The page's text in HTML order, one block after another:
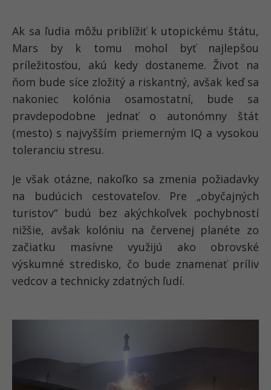
Ak sa ľudia môžu priblížiť k utopickému štátu,
Mars by k tomu mohol byť najlepšou
príležitosťou, akú kedy dostaneme. Život na
ňom bude síce zložitý a riskantný, avšak keď sa
nakoniec kolónia osamostatní, bude sa
pravdepodobne jednať o autonómny štát
(mesto) s najvyšším priemerným IQ a vysokou
toleranciu stresu.
Je však otázne, nakoľko sa zmenia požiadavky
na budúcich cestovateľov. Pre „obyčajných
turistov“ budú bez akýchkoľvek pochybností
nižšie, avšak kolóniu na červenej planéte zo
začiatku masívne využijú ako obrovské
výskumné stredisko, čo bude znamenať príliv
vedcov a technicky zdatných ľudí.